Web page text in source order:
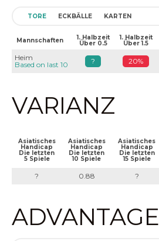
TORE ECKBÄLLE KARTEN
Mannschaften 1. Halbzeit
Über 0.5
1. Halbzeit
Über 1.5
Heim
Based on last 10
? 20%
VARIANZ
Asiatisches
Handicap
Die letzten
5 Spiele
Asiatisches
Handicap
Die letzten
10 Spiele
Asiatisches
Handicap
Die letzten
15 Spiele
? 0.88 ?
ADVANTAGE